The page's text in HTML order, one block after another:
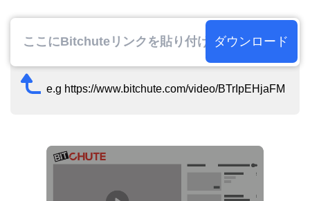
ダウンロード
e.g https://www.bitchute.com/video/BTrIpEHjaFM